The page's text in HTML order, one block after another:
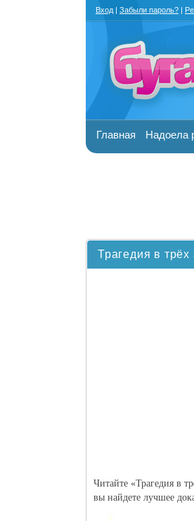
Трагедия в
Читайте «Трагедия в
вы найдете лучшее
Вход | Забыли пароль? |
Главная Надоела